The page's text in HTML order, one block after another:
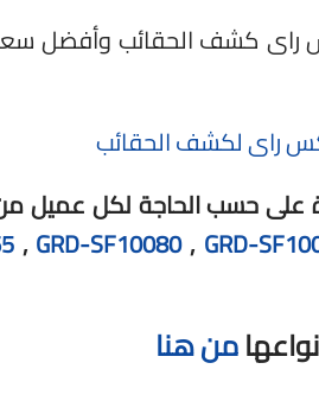
راى كشف الحقائب وأفضل
راى لكشف الحقائب
على حسب الحاجة لكل
,GRD-SF10080, GRD-
من هنا